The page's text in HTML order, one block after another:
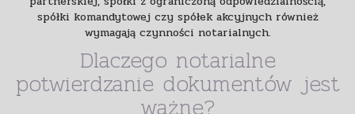
spółki komandytowej czy spółek akcyjnych również
wymagają czynności notarialnych.
Dlaczego notarialne
potwierdzanie dokumentów jest